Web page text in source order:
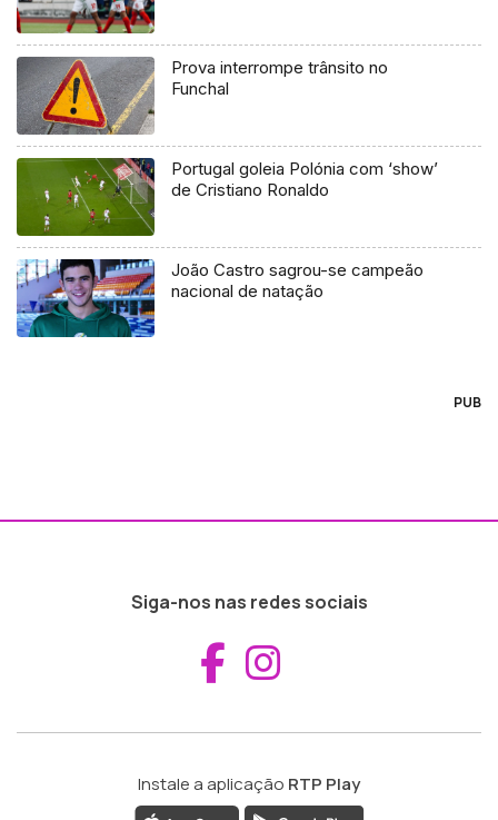
Prova interrompe trânsito no
Funchal
Portugal goleia Polónia com ‘show’
de Cristiano Ronaldo
João Castro sagrou-se campeão
nacional de natação
PUB
Siga-nos nas redes sociais
Aceder ao
Instale a aplicação RTP Play